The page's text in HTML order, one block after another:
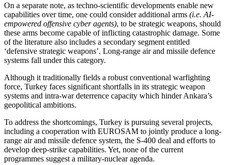
On a separate note, as techno-scientific developments enable new
capabilities over time, one could consider additional arms (i.e. AI-
empowered offensive cyber agents), to be strategic weapons, should
these arms become capable of inflicting catastrophic damage. Some
of the literature also in­cludes a secondary segment entitled
‘defensive strategic weapons’. Long-range air and missile defence
systems fall under this category.
Although it traditionally fields a robust conventional warfighting
force, Turkey faces significant shortfalls in its strategic weapon
systems and intra-war deterrence capacity which hinder Ankara’s
geopolitical ambitions.
To address the shortcomings, Turkey is pur­suing several projects,
including a co­operation with EUROSAM to jointly pro­duce a long-
range air and missile defence system, the S‑400 deal and efforts to
devel­op deep-strike capabilities. Yet, none of the current
programmes suggest a military-nuclear agenda.